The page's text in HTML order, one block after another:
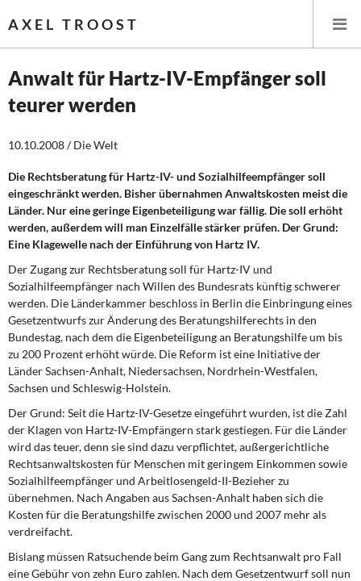
AXEL TROOST
Startseite
Themen
Leitlinien linker Wirtschafts- und Finanzpolitik
Wirtschaftspolitik
Öffentliche Infrastruktur und Daseinsvorsorge
Eurokrise und Griechenland
DIE LINKE
Weitere Themen
Memo-Gruppe
Institut Solidarische Moderne
Rosa-Luxemburg-Stiftung
Über mich
Anwalt für Hartz-IV-Empfänger soll
teurer werden
10.10.2008 / Die Welt
Die Rechtsberatung für Hartz-IV- und Sozialhilfeempfänger soll
eingeschränkt werden. Bisher übernahmen Anwaltskosten meist die
Länder. Nur eine geringe Eigenbeteiligung war fällig. Die soll erhöht
werden, außerdem will man Einzelfälle stärker prüfen. Der Grund:
Eine Klagewelle nach der Einführung von Hartz IV.
Der Zugang zur Rechtsberatung soll für Hartz-IV und
Sozialhilfeempfänger nach Willen des Bundesrats künftig schwerer
werden. Die Länderkammer beschloss in Berlin die Einbringung eines
Gesetzentwurfs zur Änderung des Beratungshilferechts in den
Bundestag, nach dem die Eigenbeteiligung an Beratungshilfe um bis
zu 200 Prozent erhöht würde. Die Reform ist eine Initiative der
Länder Sachsen-Anhalt, Niedersachsen, Nordrhein-Westfalen,
Sachsen und Schleswig-Holstein.
Der Grund: Seit die Hartz-IV-Gesetze eingeführt wurden, ist die Zahl
der Klagen von Hartz-IV-Empfängern stark gestiegen. Für die Länder
wird das teuer, denn sie sind dazu verpflichtet, außergerichtliche
Rechtsanwaltskosten für Menschen mit geringem Einkommen sowie
Sozialhilfeempfänger und Arbeitlosengeld-II-Bezieher zu
übernehmen. Nach Angaben aus Sachsen-Anhalt haben sich die
Kosten für die Beratungshilfe zwischen 2000 und 2007 mehr als
verdreifacht.
Bislang müssen Ratsuchende beim Gang zum Rechtsanwalt pro Fall
eine Gebühr von zehn Euro zahlen. Nach dem Gesetzentwurf soll nun